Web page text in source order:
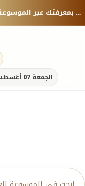
منصة معرفية موثوقة — شارك بمعرفتك عبر الموسوعة العالمية كيوبيديا.
الجمعة 07 أغسطس 2026